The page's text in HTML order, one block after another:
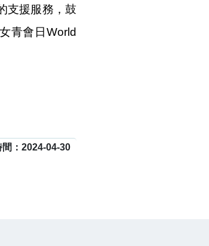
支援服務，鼓
青會日World
間：2024-04-30